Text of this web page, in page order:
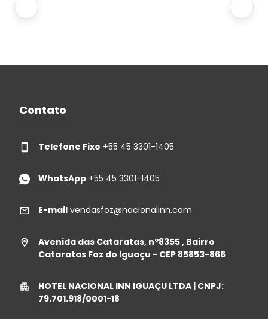
Contato
Telefone Fixo +55 45 3301-1405
WhatsApp +55 45 3301-1405
E-mail vendasfoz@nacionalinn.com
Avenida das Cataratas, nº8355 , Bairro
Cataratas Foz do Iguaçu - CEP 85853-866
HOTEL NACIONAL INN IGUAÇU LTDA | CNPJ:
79.701.918/0001-18